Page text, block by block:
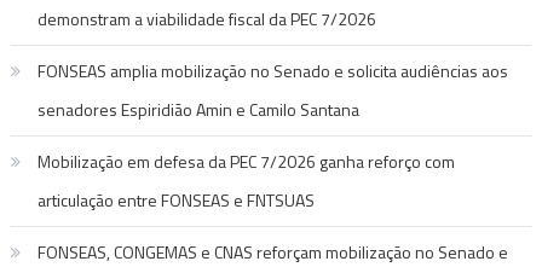
demonstram a viabilidade fiscal da PEC 7/2026
FONSEAS amplia mobilização no Senado e solicita audiências aos
senadores Espiridião Amin e Camilo Santana
Mobilização em defesa da PEC 7/2026 ganha reforço com
articulação entre FONSEAS e FNTSUAS
FONSEAS, CONGEMAS e CNAS reforçam mobilização no Senado e